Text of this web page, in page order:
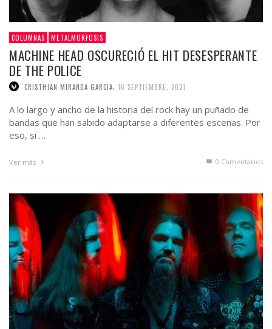
COLUMNAS METALMORFOSIS
MACHINE HEAD OSCURECIÓ EL HIT DESESPERANTE
DE THE POLICE
CRISTHIAN MIRANDA GARCIA 16 SEPTIEMBRE, 2021
A lo largo y ancho de la historia del rock hay un puñado de
bandas que han sabido adaptarse a diferentes escenas. Por
eso, si …
Ver más 0 Comentarios